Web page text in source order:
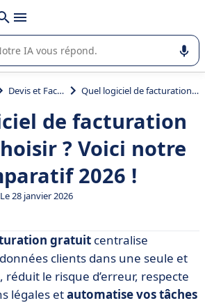
avec
dans l'utilisation ou la sélection de
Devis et Facturation Quel logiciel de facturation gratuit choisir ? Voici notre comparatif 2026 !
de facturation
? Voici notre
2026 !
Le 28 janvier 2026
des meilleurs logiciels de
en 2026
gratuit centralise
clients dans une seule et
le risque d’erreur, respecte
légales etautomatise vos tâches